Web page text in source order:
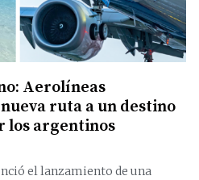
Aerolíneas
ruta a un destino
los argentinos
el lanzamiento de una